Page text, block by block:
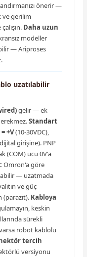
önerir —
ve gerilim
Daha uzun
modeller
— Ariproses
uzatılabilir
gelir — ek
Standart
+V(10-30VDC),
girişine). PNP
(COM) ucu 0V'a
Omron'a göre
— uzatmada
ve güç
(parazit). Kabloya
keskin
sürekli
robot kablolu
tercih
versiyonu